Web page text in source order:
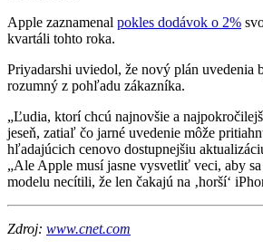
Apple zaznamenal pokles dodávok o 2%
kvartáli tohto roka.
Priyadarshi uviedol, že nový plán uvedenia
rozumný z pohľadu zákazníka.
„Ľudia, ktorí chcú najnovšie a
jeseň, zatiaľ čo jarné uvedenie môže
hľadajúcich cenovo dostupnejšiu
„Ale Apple musí jasne vysvetliť veci, aby
modelu necítili, že len čakajú na ‚horší‘
Zdroj: www.cnet.com